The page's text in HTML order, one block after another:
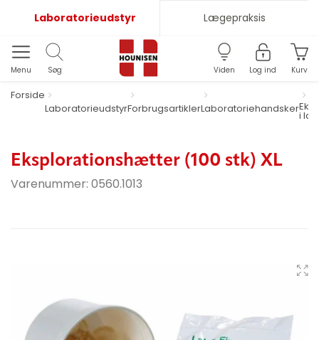
Laboratorieudstyr Lægepraksis
Menu Søg Viden Log ind Kurv
Forside
LaboratorieudstyrForbrugsartiklerLaboratoriehandsker
i
Eksplorationshætter (100 stk) XL
Varenummer: 0560.1013